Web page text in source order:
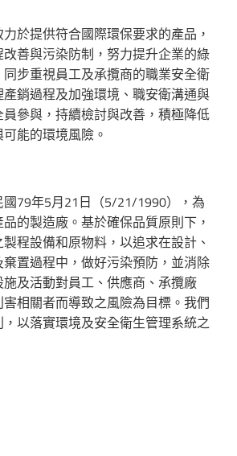
於提供符合國際環保要求的產品，
善與污染防制，努力提升企業的綠
步重視員工及承攬商的職業安全衛
銷過程及加強環境、職安衛溝通與
參與，持續檢討與改善，積極降低
能的環境風險。
79年5月21日（5/21/1990），為
的製造廠。基於確保品質原則下，
程設備和原物料，以追求在設計、
置過程中，做好污染預防，並消除
及活動對員工、供應商、承攬廠
相關者而導致之風險為目標。我們
以落實環境及安全衛生管理系統之